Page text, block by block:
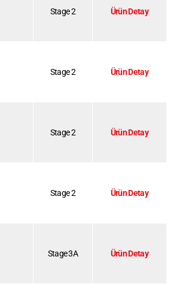
Stage 2 Ürün Detay
Stage 2 Ürün Detay
Stage 2 Ürün Detay
Stage 2 Ürün Detay
Stage 3A Ürün Detay